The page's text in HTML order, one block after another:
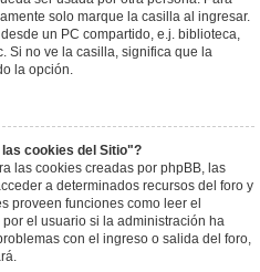
solo marque la casilla al ingresar.
un PC compartido, e.j. biblioteca,
Si no ve la casilla, significa que la
la opción.
cookies del Sitio"?
las cookies creadas por phpBB, las
a determinados recursos del foro y
proveen funciones como leer el
el usuario si la administración ha
con el ingreso o salida del foro,